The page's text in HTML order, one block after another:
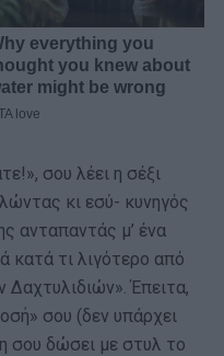
σου λέει η σέξι
κι εσύ- κυνηγός
ανταπαντάς μ’ ένα
κατά τι λιγότερο από
Δαχτυλιδιών». Έπειτα,
σου (δεν υπάρχει
σου δώσει με στυλ το